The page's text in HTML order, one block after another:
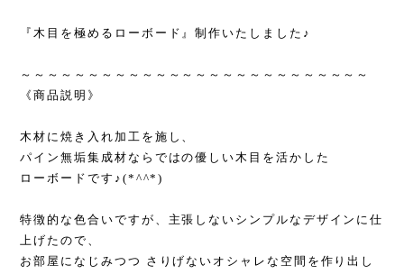
『木目を極めるローボード』制作いたしました♪
～～～～～～～～～～～～～～～～～～～～～～～～～～
《商品説明》
木材に焼き入れ加工を施し、
パイン無垢集成材ならではの優しい木目を活かした
ローボードです♪(*^^*)
特徴的な色合いですが、主張しないシンプルなデザインに仕
上げたので、
お部屋になじみつつ さりげないオシャレな空間を作り出し